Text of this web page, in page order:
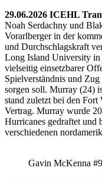
29.06.2026 ICEHL
Noah Serdachny und
Vorarlberger in der
und Durchschlagskraft
Long Island University
vielseitig einsetzbarer
Spielverständnis und
sorgen soll. Murray (24)
stand zuletzt bei den
Vertrag. Murray wurde
Hurricanes gedraftet und
verschiedenen
Gavin McKenna